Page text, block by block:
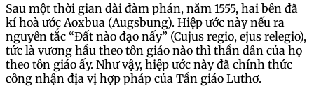
Sau một thời gian dài đàm phán, năm 1555, hai bên đã
kí hoà ước Aoxbua (Augsbung). Hiệp ước này nếu ra
nguyên tắc “Đất nào đạo nấy” (Cujus regio, ejus relegio),
tức là vương hầu theo tôn giáo nào thì thần dân của họ
theo tôn giáo ấy. Như vậy, hiệp ước này đã chính thức
công nhận địa vị hợp pháp của Tần giáo Luthơ.